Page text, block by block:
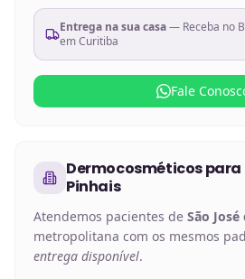
Entrega na sua casa— Receba no
em Curitiba
Fale
Dermocosméticospara
Pinhais
Atendemos pacientes de São
metropolitana com os mesmos
entrega disponível.